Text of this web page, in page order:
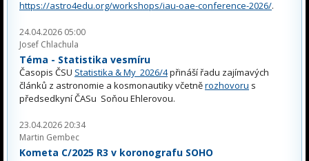
https://astro4edu.org/workshops/iau-oae-conference-2026/.
24.04.2026 05:00
Josef Chlachula
Téma - Statistika vesmíru
Časopis ČSU Statistika & My 2026/4přináší řadu zajímavých
článků z astronomie a kosmonautiky včetněrozhovoru s
předsedkyní ČASu Soňou Ehlerovou.
23.04.2026 20:34
Martin Gembec
Kometa C/2025 R3 v koronografu SOHO